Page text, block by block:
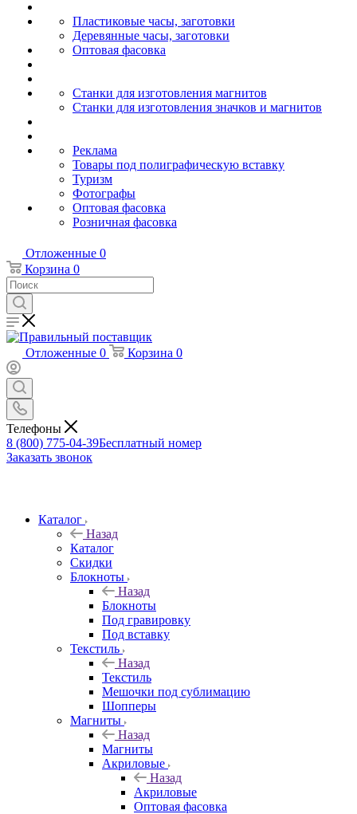
Пластиковые часы, заготовки
Деревянные часы, заготовки
Оптовая фасовка
Станки для изготовления магнитов
Станки для изготовления значков и магнитов
Реклама
Товары под полиграфическую вставку
Туризм
Фотографы
Оптовая фасовка
Розничная фасовка
Отложенные 0
Корзина 0
Отложенные 0 Корзина 0
Телефоны
8 (800) 775-04-39Бесплатный номер
Заказать звонок
Каталог
Назад
Каталог
Скидки
Блокноты
Назад
Блокноты
Под гравировку
Под вставку
Текстиль
Назад
Текстиль
Мешочки под сублимацию
Шопперы
Магниты
Назад
Магниты
Акриловые
Назад
Акриловые
Оптовая фасовка